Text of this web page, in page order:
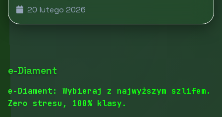
20 lutego 2026
e-Diament
e-Diament: Wybieraj z najwyższym szlifem.
Zero stresu, 100% klasy.